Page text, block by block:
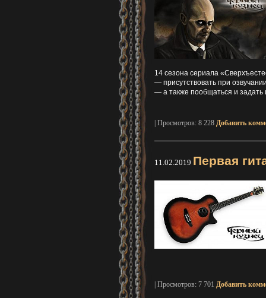
14 сезона сериала
— присутствовать при
— а также пообщаться и
| Просмотров: 8 228 Добавить
11.02.2019 Первая
| Просмотров: 7 701 Добавить